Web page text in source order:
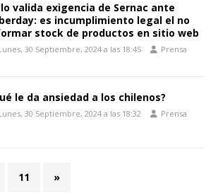
valida exigencia de Sernac ante
es incumplimiento legal el no
stock de productos en sitio web
30 Septiembre, 2024 a las 18:45 Prensa
le da ansiedad a los chilenos?
30 Septiembre, 2024 a las 18:32 Prensa
11 »